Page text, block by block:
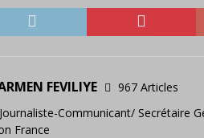
FEVILIYE
967 Articles
Communicant/ Secrétaire
France